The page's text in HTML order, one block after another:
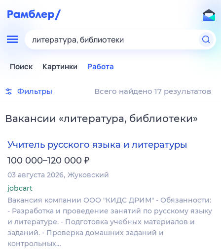
литература, библиотеки
Поиск Картинки Работа
Фильтры Всего найдено 17 результатов
Вакансии «литература, библиотеки»
Учитель русского языка и литературы
100 000–120 000 ₽
03 августа 2026 Жуковский
jobcart
Вакансия компании ООО "КИДС ДРИМ" - Обязанности:
- Разработка и проведение занятий по русскому языку
и литературе. - Подготовка учебных материалов и
заданий. - Проверка домашних заданий и
контрольных…